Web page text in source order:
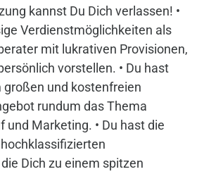
kannst Du Dich verlassen! •
Verdienstmöglichkeiten als
mit lukrativen Provisionen,
vorstellen. • Du hast
großen und kostenfreien
rundum das Thema
und Marketing. • Du hast die
Dich zu einem spitzen